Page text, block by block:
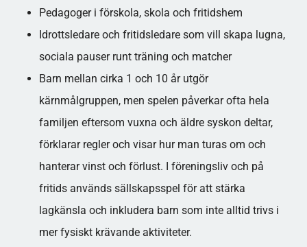
Pedagoger i förskola, skola och fritidshem
Idrottsledare och fritidsledare som vill skapa lugna,
sociala pauser runt träning och matcher​
Barn mellan cirka 1 och 10 år utgör
kärnmålgruppen, men spelen påverkar ofta hela
familjen eftersom vuxna och äldre syskon deltar,
förklarar regler och visar hur man turas om och
hanterar vinst och förlust. I föreningsliv och på
fritids används sällskapsspel för att stärka
lagkänsla och inkludera barn som inte alltid trivs i
mer fysiskt krävande aktiviteter.​